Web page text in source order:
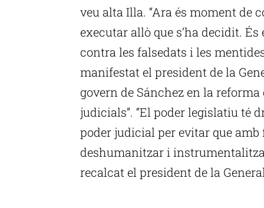
veu alta Illa. “Ara és moment de
executar allò que s’ha decidit.
contra les falsedats i les
manifestat el president de la
govern de Sánchez en la
judicials”. “El poder legislatiu té
poder judicial per evitar que
deshumanitzar i
recalcat el president de la